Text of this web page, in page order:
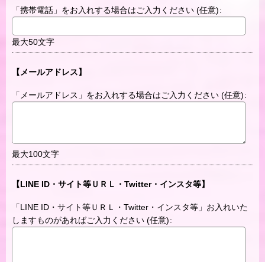
「携帯電話」をお入れする場合はご入力ください (任意):
最大50文字
【メールアドレス】
「メールアドレス」をお入れする場合はご入力ください (任意):
最大100文字
【LINE ID・サイト等ＵＲＬ・Twitter・インスタ等】
「LINE ID・サイト等ＵＲＬ・Twitter・インスタ等」お入れいた
しますものがあればご入力ください (任意):